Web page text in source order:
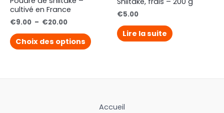
cultivé en France
€9.00 – €20.00
Choix des options
€5.00
Lire la suite
Accueil